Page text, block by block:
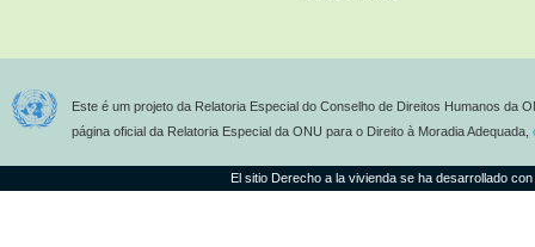
Este é um projeto da Relatoria Especial do Conselho de Direitos Humanos da
página oficial da Relatoria Especial da ONU para o Direito à Moradia Adequada,
El sitio Derecho a la vivienda se ha desarrollado